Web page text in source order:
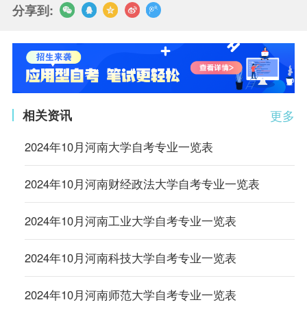
分享到:
更多
相关资讯
2024年10月河南大学自考专业一览表
2024年10月河南财经政法大学自考专业一览表
2024年10月河南工业大学自考专业一览表
2024年10月河南科技大学自考专业一览表
2024年10月河南师范大学自考专业一览表